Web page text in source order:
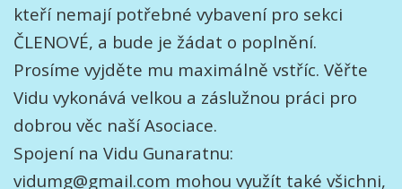
kteří nemají potřebné vybavení pro sekci
ČLENOVÉ, a bude je žádat o poplnění.
Prosíme vyjděte mu maximálně vstříc. Věřte
Vidu vykonává velkou a záslužnou práci pro
dobrou věc naší Asociace.
Spojení na Vidu Gunaratnu:
vidumg@gmail.com mohou využít také všichni,